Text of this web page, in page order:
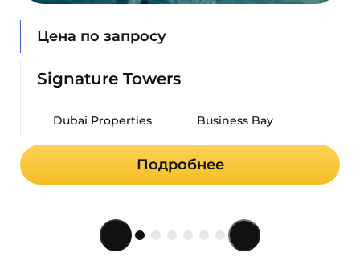
Цена по запросу
Signature Towers
Dubai Properties Business Bay
Подробнее